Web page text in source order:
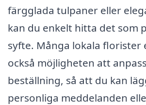
färgglada tulpaner eller
kan du enkelt hitta det som
syfte. Många lokala florister
också möjligheten att
beställning, så att du kan
personliga meddelanden